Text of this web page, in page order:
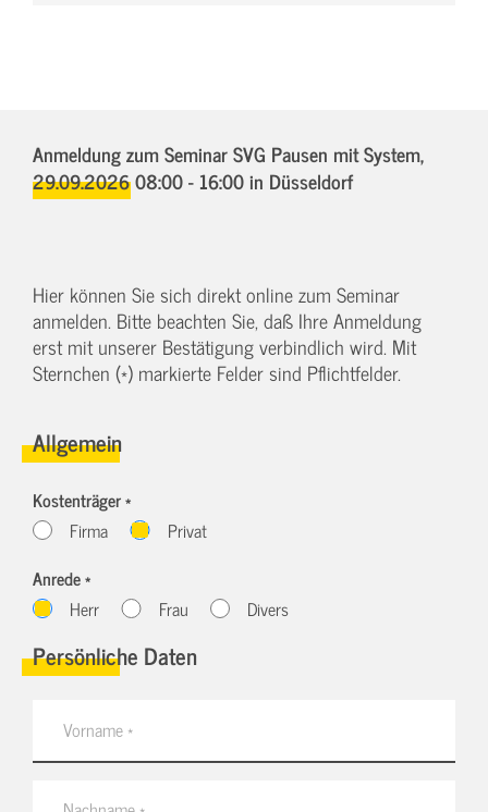
Anmeldung zum Seminar SVG Pausen mit System,
29.09.2026 08:00 - 16:00in Düsseldorf
Hier können Sie sich direkt online zum Seminar
anmelden. Bitte beachten Sie, daß Ihre Anmeldung
erst mit unserer Bestätigung verbindlich wird. Mit
Sternchen (*) markierte Felder sind Pflichtfelder.
Allgemein
Kostenträger *
Firma
Privat
Anrede *
Herr
Frau Divers
Persönliche Daten